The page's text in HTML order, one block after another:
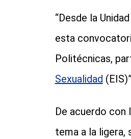
“Desde la
esta
Politécnicas,
Sexualidad
De acuerdo
tema a la ligera,